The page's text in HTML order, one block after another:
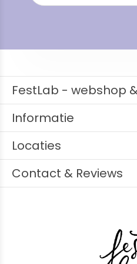
FestLab - webshop
Informatie
Locaties
Contact & Reviews